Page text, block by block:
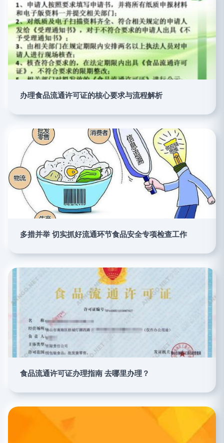
办理食品流通许可证的核心要求与流程解析
多措并举 切实抓好流通环节食品安全专项检查工作
食品流通许可证办理指南 去哪里办理？